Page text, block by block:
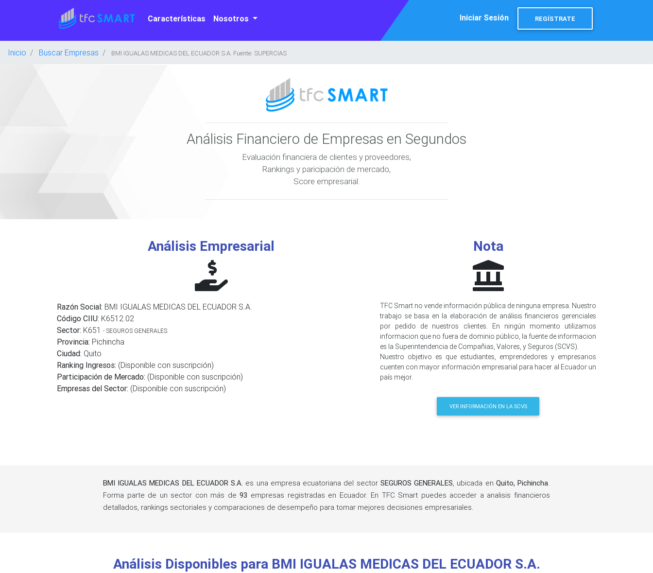
Características Nosotros Iniciar Sesión REGÍSTRATE
Inicio Buscar Empresas BMI IGUALAS MEDICAS DEL ECUADOR S.A. Fuente: SUPERCIAS
Análisis Financiero de Empresas en Segundos
Evaluación financiera de clientes y proveedores,
Rankings y paricipación de mercado,
Score empresarial.
Análisis Empresarial
Razón Social: BMI IGUALAS MEDICAS DEL ECUADOR S.A.
Código CIIU: K6512.02
Sector: K651 - SEGUROS GENERALES.
Provincia: Pichincha
Ciudad: Quito
Ranking Ingresos: (Disponible con suscripción)
Participación de Mercado: (Disponible con suscripción)
Empresas del Sector: (Disponible con suscripción)
Nota
TFC Smart no vende información pública de ninguna empresa. Nuestro
trabajo se basa en la elaboración de análisis financieros gerenciales
por pedido de nuestros clientes. En ningún momento utilizamos
informacion que no fuera de dominio público, la fuente de informacion
es la Superintendencia de Compañias, Valores, y Seguros (SCVS).
Nuestro objetivo es que estudiantes, emprendedores y empresarios
cuenten con mayor información empresarial para hacer al Ecuador un
país mejor.
VER INFORMACIÓN EN LA SCVS
BMI IGUALAS MEDICAS DEL ECUADOR S.A. es una empresa ecuatoriana del sector SEGUROS GENERALES, ubicada en Quito, Pichincha.
Forma parte de un sector con más de93 empresas registradas en Ecuador. En TFC Smart puedes acceder a analisis financieros
detallados, rankings sectoriales y comparaciones de desempeño para tomar mejores decisiones empresariales.
Análisis Disponibles para BMI IGUALAS MEDICAS DEL ECUADOR S.A.